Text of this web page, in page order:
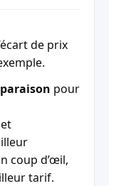
de prix
pour
et
coup d’œil,
tarif.